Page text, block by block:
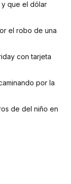
y que el dólar
el robo de una
con tarjeta
por la
de del niño en